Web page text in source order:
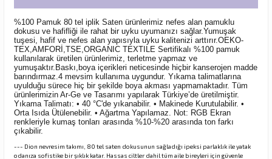
%100 Pamuk 80 tel iplik Saten ürünlerimiz nefes alan pamuklu
dokusu ve hafifliği ile rahat bir uyku uyumanızı sağlar.Yumuşak
tuşesi, hafif ve nefes alan yapısıyla uyku kalitenizi arttırır.OEKO-
TEX,AMFORİ,TSE,ORGANIC TEXTILE Sertifikalı %100 pamuk
kullanılarak üretilen ürünlerimiz, terletme yapmaz ve
yumuşaktır.Baskı,boya içerikleri neticesinde hiçbir kanserojen madde
barındırmaz.4 mevsim kullanıma uygundur. Yıkama talimatlarına
uyulduğu sürece hiç bir şekilde boya akması yapmamaktadır. Tüm
ürünlerimizin Ar-Ge ve Tasarımı yapılarak Türkiye’de üretilmiştir.
Yıkama Talimatı: • 40 °C'de yıkanabilir. • Makinede Kurutulabilir. •
Orta Isıda Ütülenebilir. • Ağartma Yapılamaz. Not: RGB Ekran
renkleriyle kumaş tonları arasında %10-%20 arasında ton farkı
çıkabilir.
--- Dion nevresim takımı, 80 tel saten dokusunun sağladığı ipeksi parlaklık ile yatak
odanıza sofistike bir şıklık katar. Hassas ciltler dahil tüm aile bireyleri için güvenle